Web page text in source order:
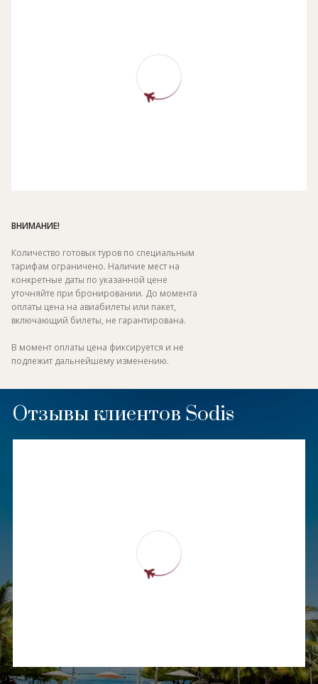
ВНИМАНИЕ!
Количество готовых туров по специальным
тарифам ограничено. Наличие мест на
конкретные даты по указанной цене
уточняйте при бронировании. До момента
оплаты цена на авиабилеты или пакет,
включающий билеты, не гарантирована.
В момент оплаты цена фиксируется и не
подлежит дальнейшему изменению.
Отзывы клиентов Sodis